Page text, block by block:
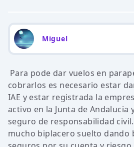
Miguel
Para pode dar vuelos en
cobrarlos es necesario estar
IAE y estar registrada la
activo en la Junta de Andalucia
seguro de responsabilidad
mucho biplacero suelto dando